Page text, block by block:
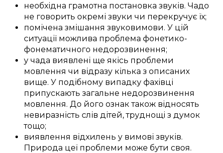
необхідна грамотна постановка звуків. Чадо
не говорить окремі звуки чи перекручує їх;
помічена змішання звуковимови. У цій
ситуації можлива проблема фонетико-
фонематичного недорозвинення;
у чада виявлені ще якісь проблеми
мовлення чи відразу кілька з описаних
вище. У подібному випадку фахівці
припускають загальне недорозвинення
мовлення. До його ознак також відносять
невиразність слів дітей,труднощі з думок
тощо;
виявлення відхилень у вимові звуків.
Природа цеї проблеми може бути своя.